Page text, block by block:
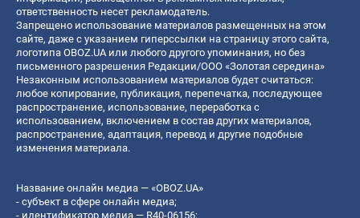
ответственность несет рекламодатель.
Запрещено использование материалов размещенных на этом
сайте, даже с указанием гиперссылки на страницу этого сайта,
логотипа OBOZ.UA или любого другого упоминания, но без
письменного разрешения Редакции/ООО «Золотая середина»
Незаконным использованием материалов будет считаться:
любое копирование, публикация, перепечатка, последующее
распространение, использование, переработка с
использованием, включением в состав других материалов,
распространение, адаптация, перевод и другие подобные
изменения материала.
Название онлайн медиа — «OBOZ.UA»
- субъект в сфере онлайн медиа;
- идентификатор медиа — R40-06156;